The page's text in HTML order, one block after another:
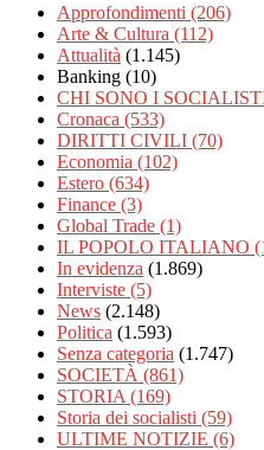
Approfondimenti (206)
Arte & Cultura (112)
Attualità (1.145)
Banking (10)
CHI SONO I
Cronaca (533)
DIRITTI CIVILI (70)
Economia (102)
Estero (634)
Finance (3)
Global Trade (1)
IL POPOLO ITALIANO
In evidenza (1.869)
Interviste (5)
News (2.148)
Politica (1.593)
Senza categoria (1.747)
SOCIETÀ (861)
STORIA (169)
Storia dei socialisti (59)
ULTIME NOTIZIE (6)